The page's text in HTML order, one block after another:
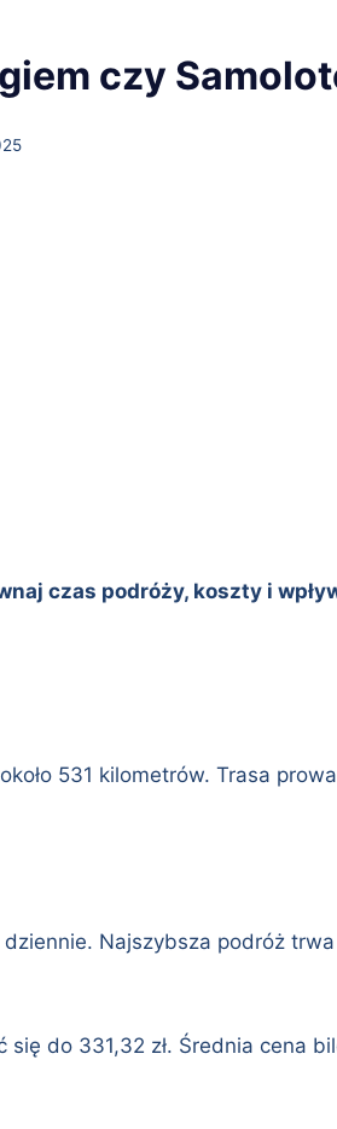
czy
czas podróży, koszty i
531 kilometrów. Trasa
dziennie. Najszybsza podróż
do 331,32 zł. Średnia cena